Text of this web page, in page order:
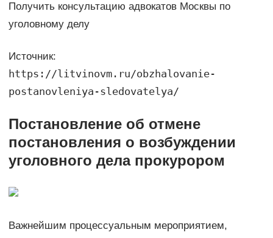
Получить консультацию адвокатов Москвы по
уголовному делу
Источник:
https://litvinovm.ru/obzhalovanie-
postanovleniya-sledovatelya/
Постановление об отмене
постановления о возбуждении
уголовного дела прокурором
Важнейшим процессуальным мероприятием,